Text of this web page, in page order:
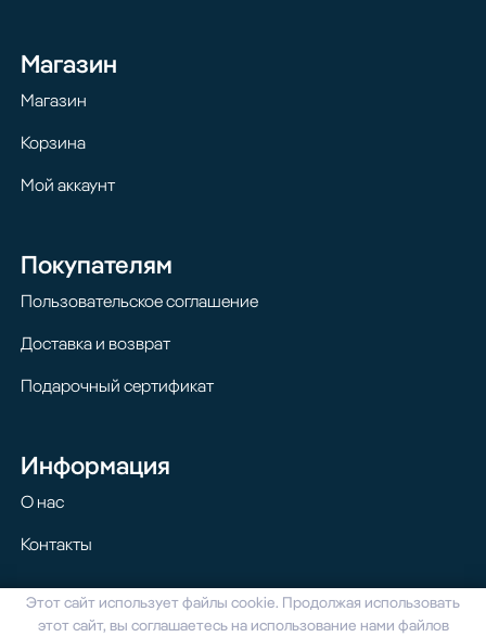
Магазин
Магазин
Корзина
Мой аккаунт
Покупателям
Пользовательское соглашение
Доставка и возврат
Подарочный сертификат
Информация
О нас
Контакты
© 2024 Homilton. Все права защищены
Этот сайт использует файлы cookie. Продолжая использовать
этот сайт, вы соглашаетесь на использование нами файлов